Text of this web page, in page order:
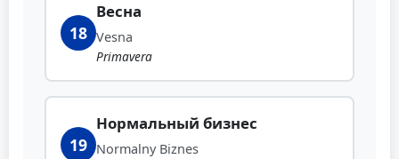
18
Весна
Vesna
Primavera
19
Нормальный бизнес
Normalny Biznes